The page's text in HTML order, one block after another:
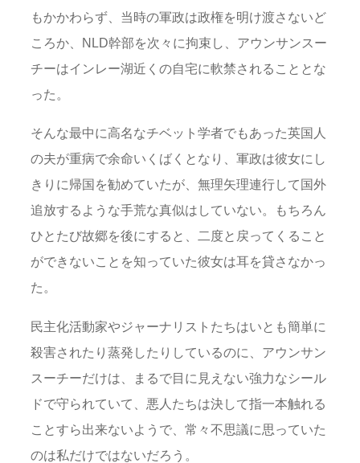
もかかわらず、当時の軍政は政権を明け渡さないど
ころか、NLD幹部を次々に拘束し、アウンサンスー
チーはインレー湖近くの自宅に軟禁されることとな
った。
そんな最中に高名なチベット学者でもあった英国人
の夫が重病で余命いくばくとなり、軍政は彼女にし
きりに帰国を勧めていたが、無理矢理連行して国外
追放するような手荒な真似はしていない。もちろん
ひとたび故郷を後にすると、二度と戻ってくること
ができないことを知っていた彼女は耳を貸さなかっ
た。
民主化活動家やジャーナリストたちはいとも簡単に
殺害されたり蒸発したりしているのに、アウンサン
スーチーだけは、まるで目に見えない強力なシール
ドで守られていて、悪人たちは決して指一本触れる
ことすら出来ないようで、常々不思議に思っていた
のは私だけではないだろう。